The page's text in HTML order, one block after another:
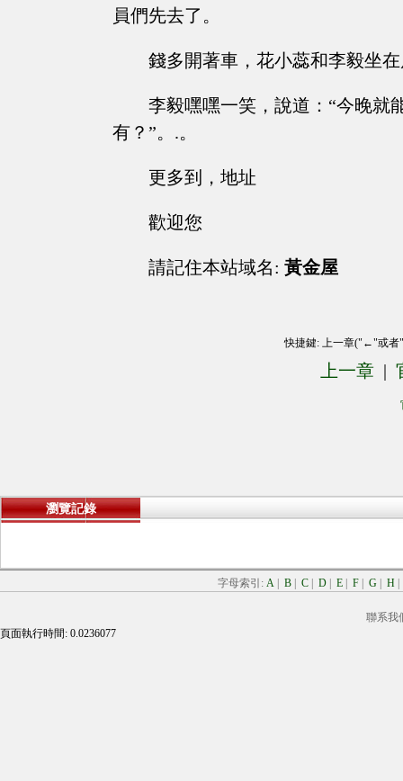
員們先去了。
錢多開著車，花小蕊和李毅坐
李毅嘿嘿一笑，說道：“今晚就
有？”。.。
更多到，地址
歡迎您
請記住本站域名: 黃金屋
快捷鍵: 上一章("←"或
上一章 |
瀏覽記錄
字母索引: A B C D E F G H
聯系我
頁面執行時間: 0.0236077